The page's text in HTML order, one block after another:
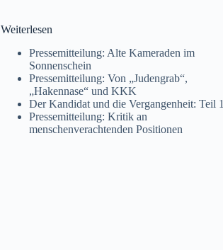
Weiterlesen
Pressemitteilung: Alte Kameraden im
Sonnenschein
Pressemitteilung: Von „Judengrab“,
„Hakennase“ und KKK
Der Kandidat und die Vergangenheit: Teil 1
Pressemitteilung: Kritik an
menschenverachtenden Positionen